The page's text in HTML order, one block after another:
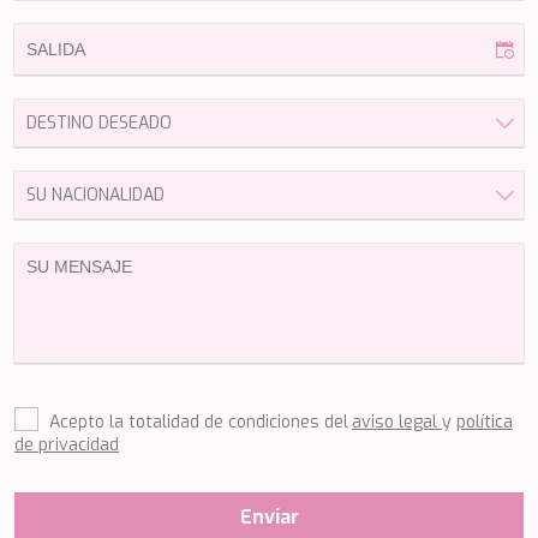
Acepto la totalidad de condiciones del aviso legal y política
de privacidad
Enviar
HELIOS
HP6
HYPERION
IMMERSIVE
INDIGO STAR I
INSIEME
JOY ME
JULIE M
JUNIOR